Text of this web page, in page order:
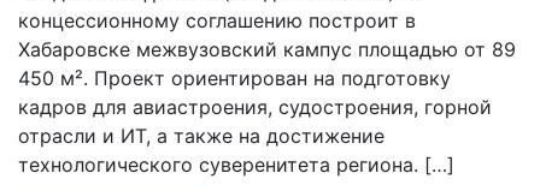
концессионному соглашению построит в
Хабаровске межвузовский кампус площадью от 89
450 м². Проект ориентирован на подготовку
кадров для авиастроения, судостроения, горной
отрасли и ИТ, а также на достижение
технологического суверенитета региона. […]